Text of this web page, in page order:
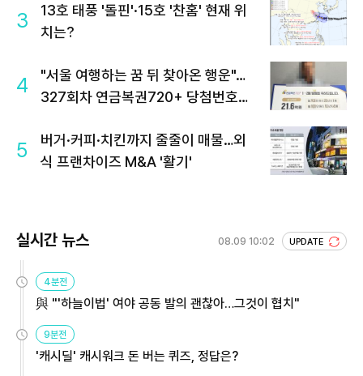
3
13호 태풍 '돌핀'·15호 '찬홈' 현재 위
치는?
4
"서울 여행하는 꿈 뒤 찾아온 행운"…
327회차 연금복권720+ 당첨번호조
5
버거·커피·치킨까지 줄줄이 매물…외
식 프랜차이즈 M&A '활기'
실시간 뉴스 08.09 10:02 UPDATE
4분전
與 "'하늘이법' 여야 공동 발의 괜찮아…그것이 협치"
9분전
'캐시딜' 캐시워크 돈 버는 퀴즈, 정답은?